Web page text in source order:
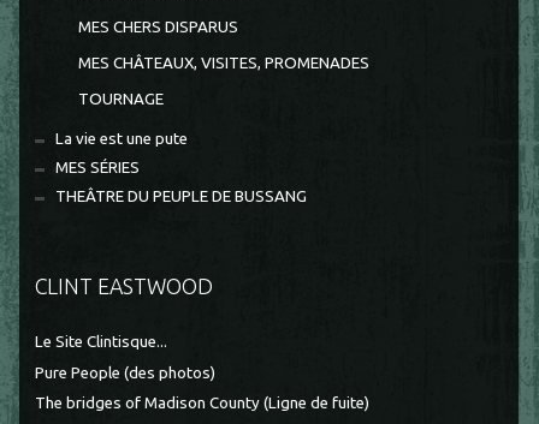
MES CHERS DISPARUS
MES CHÂTEAUX, VISITES, PROMENADES
TOURNAGE
La vie est une pute
MES SÉRIES
THEÂTRE DU PEUPLE DE BUSSANG
CLINT EASTWOOD
Le Site Clintisque...
Pure People (des photos)
The bridges of Madison County (Ligne de fuite)